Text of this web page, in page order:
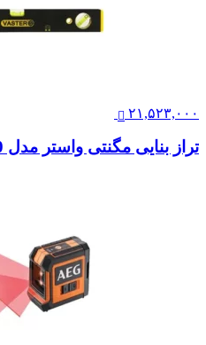
۲۱,۵۲۳,۰۰۰
تراز بنایی مگنتی واستر مدل VA-30-60